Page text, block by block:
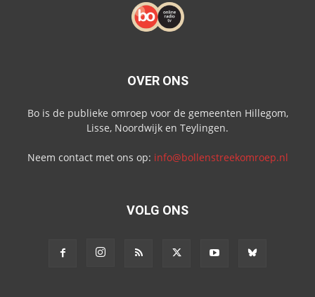
OVER ONS
Bo is de publieke omroep voor de gemeenten Hillegom,
Lisse, Noordwijk en Teylingen.
Neem contact met ons op: info@bollenstreekomroep.nl
VOLG ONS